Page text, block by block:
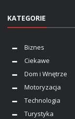
KATEGORIE
Biznes
Ciekawe
Dom i Wnętrze
Motoryzacja
Technologia
Turystyka